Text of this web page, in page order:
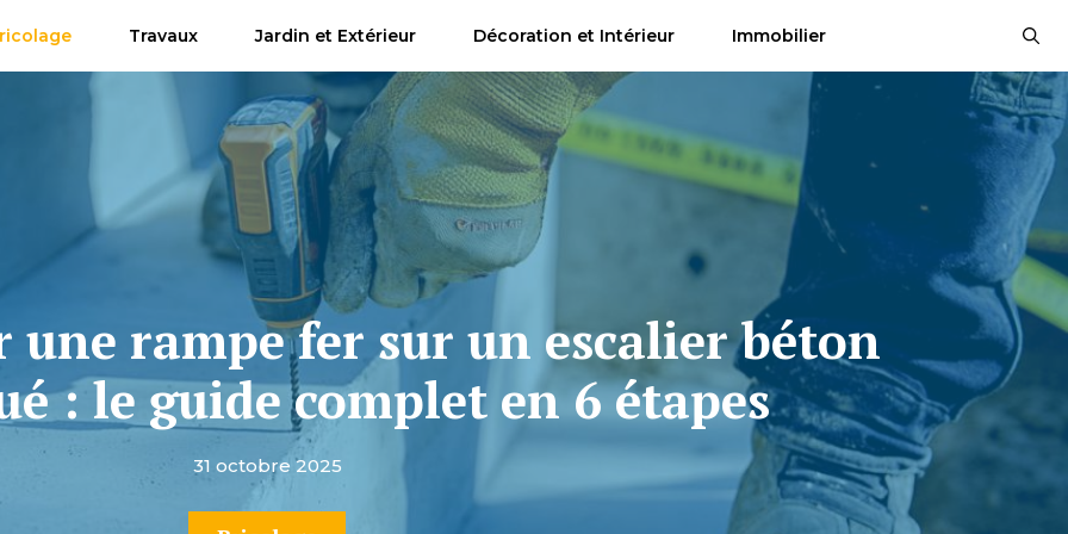
Travaux Jardin et Extérieur Décoration et Intérieur Immobilier
une rampe fer sur un escalier béton
: le guide complet en 6 étapes
31 octobre 2025